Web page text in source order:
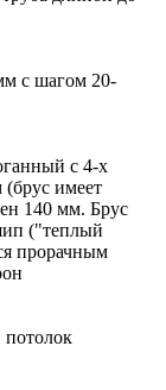
с шагом 20-
с 4-х
(брус имеет
140 мм. Брус
("теплый
прорачным